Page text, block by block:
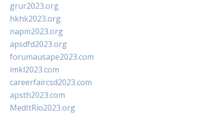
grur2023.org
hkhk2023.org
napm2023.org
apsdfd2023.org
forumausape2023.com
imkl2023.com
careerfaircsd2023.com
apsth2023.com
MedItRio2023.org